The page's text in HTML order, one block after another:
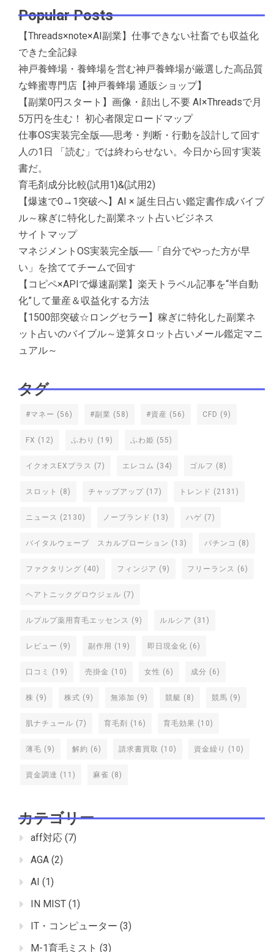
Popular Posts
【Threads×note×AI副業】仕事できない社畜でも収益化
できた全記録
神戸養蜂場・養蜂場を営む神戸養蜂場が厳選した高品質
な蜂蜜専門店【神戸養蜂場 通販ショップ】
【副業0円スタート】画像・顔出し不要 AI×Threadsで月
5万円を生む！ 初心者限定ロードマップ
仕事OS実装完全版──思考・判断・行動を設計して回す
人の1日 「読む」では終わらせない。今日から回す実装
書だ。
育毛剤成分比較(試用1)&(試用2)
【爆速で0→1突破へ】AI × 誕生日占い鑑定書作成バイブ
ル～稼ぎに特化した副業ネット占いビジネス
サイトマップ
マネジメントOS実装完全版──「自分でやった方が早
い」を捨ててチームで回す
【コピペ×APIで爆速副業】楽天トラベル記事を“半自動
化”して量産＆収益化する方法
【1500部突破☆ロングセラー】稼ぎに特化した副業ネ
ット占いのバイブル～逆算タロット占いメール鑑定マニ
ュアル～
タグ
#マネー (56) #副業 (58) #資産 (56) CFD (9)
FX (12) ふわり (19) ふわ姫 (55)
イクオスEXプラス (7) エレコム (34) ゴルフ (8)
スロット (8) チャップアップ (17) トレンド (2131)
ニュース (2130) ノーブランド (13) ハゲ (7)
バイタルウェーブ スカルプローション (13) パチンコ (8)
ファクタリング (40) フィンジア (9) フリーランス (6)
ヘアトニックグロウジェル (7)
ルプルプ薬用育毛エッセンス (9) ルルシア (31)
レビュー (9) 副作用 (19) 即日現金化 (6)
口コミ (19) 売掛金 (10) 女性 (6) 成分 (6)
株 (9) 株式 (9) 無添加 (9) 競艇 (8) 競馬 (9)
肌ナチュール (7) 育毛剤 (16) 育毛効果 (10)
薄毛 (9) 解約 (6) 請求書買取 (10) 資金繰り (10)
資金調達 (11) 麻雀 (8)
カテゴリー
aff対応 (7)
AGA (2)
AI (1)
IN MIST (1)
IT・コンピューター (3)
M-1育毛ミスト (3)